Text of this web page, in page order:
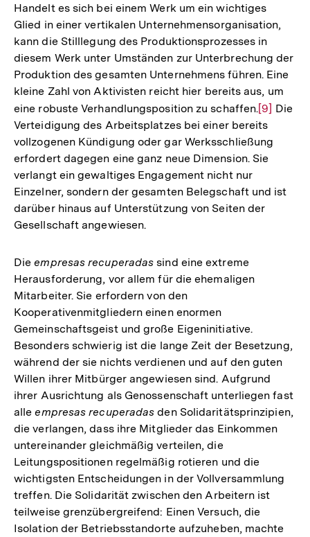
Handelt es sich bei einem Werk um ein wichtiges
Glied in einer vertikalen Unternehmensorganisation,
kann die Stilllegung des Produktionsprozesses in
diesem Werk unter Umständen zur Unterbrechung der
Produktion des gesamten Unternehmens führen. Eine
kleine Zahl von Aktivisten reicht hier bereits aus, um
eine robuste Verhandlungsposition zu schaffen.Zur
der
Fußnote
[9] Die
Verteidigung des Arbeitsplatzes bei einer bereits
vollzogenen Kündigung oder gar Werksschließung
erfordert dagegen eine ganz neue Dimension. Sie
verlangt ein gewaltiges Engagement nicht nur
Einzelner, sondern der gesamten Belegschaft und ist
darüber hinaus auf Unterstützung von Seiten der
Gesellschaft angewiesen.
Dieempresas recuperadas sind eine extreme
Herausforderung, vor allem für die ehemaligen
Mitarbeiter. Sie erfordern von den
Kooperativenmitgliedern einen enormen
Gemeinschaftsgeist und große Eigeninitiative.
Besonders schwierig ist die lange Zeit der Besetzung,
während der sie nichts verdienen und auf den guten
Willen ihrer Mitbürger angewiesen sind. Aufgrund
ihrer Ausrichtung als Genossenschaft unterliegen fast
alleempresas recuperadas den Solidaritätsprinzipien,
die verlangen, dass ihre Mitglieder das Einkommen
untereinander gleichmäßig verteilen, die
Leitungspositionen regelmäßig rotieren und die
wichtigsten Entscheidungen in der Vollversammlung
treffen. Die Solidarität zwischen den Arbeitern ist
teilweise grenzübergreifend: Einen Versuch, die
Isolation der Betriebsstandorte aufzuheben, machte